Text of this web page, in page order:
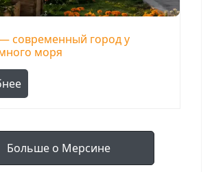
современный город у
моря
Больше о Мерсине